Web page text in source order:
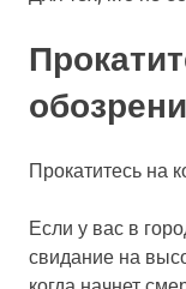
Прокатитесь на
Если у вас в
свидание на
когда начнет